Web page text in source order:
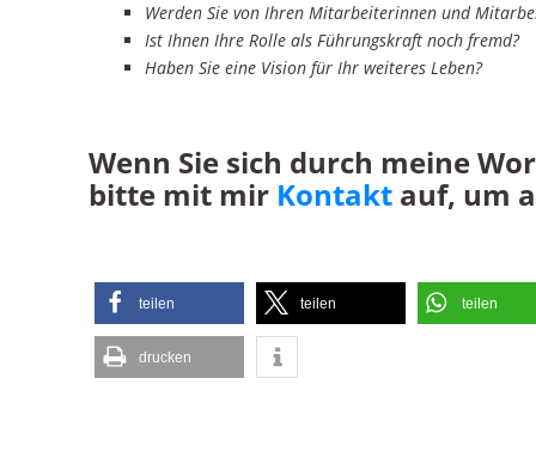
Werden Sie von Ihren Mitarbeiterinnen und
Ist Ihnen Ihre Rolle als Führungskraft noch fremd?
Haben Sie eine Vision für Ihr weiteres Leben?
Wenn Sie sich durch meine
bitte mit mir Kontakt auf, um
teilen teilen teilen
drucken